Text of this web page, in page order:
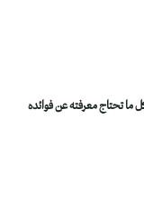
ما تحتاج معرفته عن فوائده